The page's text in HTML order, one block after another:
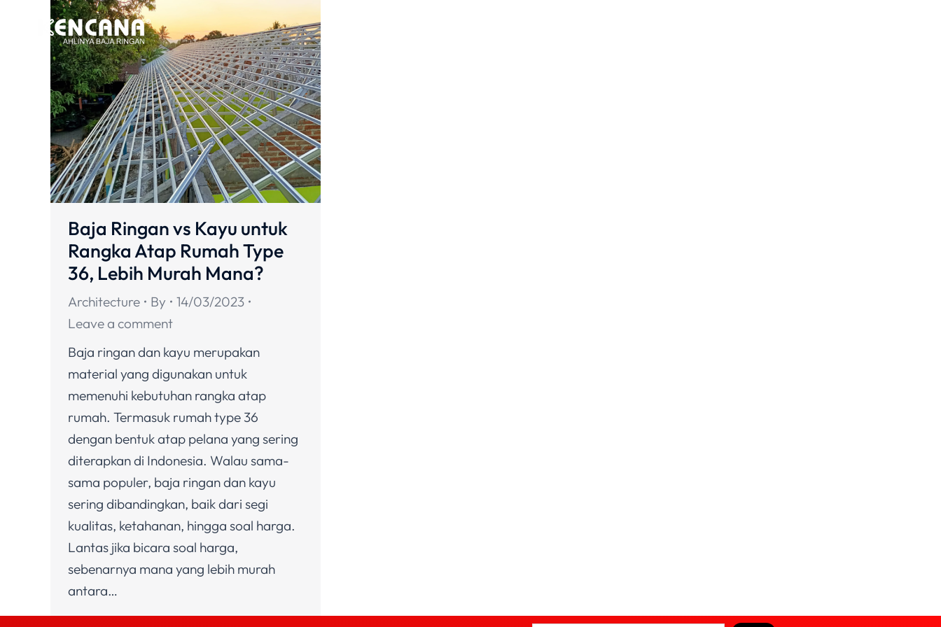
Baja Ringan vs Kayu untuk
Rangka Atap Rumah Type
36, Lebih Murah Mana?
Architecture By
14/03/2023
Leave a comment
Baja ringan dan kayu merupakan
material yang digunakan untuk
memenuhi kebutuhan rangka atap
rumah. Termasuk rumah type 36
dengan bentuk atap pelana yang sering
diterapkan di Indonesia. Walau sama-
sama populer, baja ringan dan kayu
sering dibandingkan, baik dari segi
kualitas, ketahanan, hingga soal harga.
Lantas jika bicara soal harga,
sebenarnya mana yang lebih murah
antara…